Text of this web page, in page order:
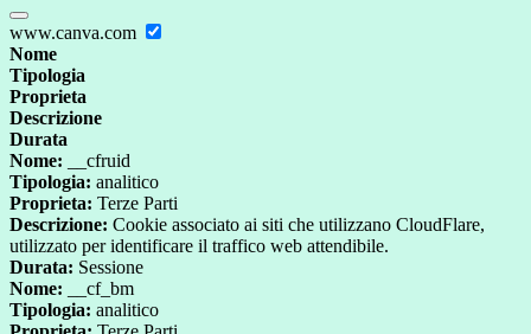
www.canva.com
Nome
Tipologia
Proprieta
Descrizione
Durata
Nome: __cfruid
Tipologia: analitico
Proprieta: Terze Parti
Descrizione: Cookie associato ai siti che utilizzano CloudFlare,
utilizzato per identificare il traffico web attendibile.
Durata: Sessione
Nome: __cf_bm
Tipologia: analitico